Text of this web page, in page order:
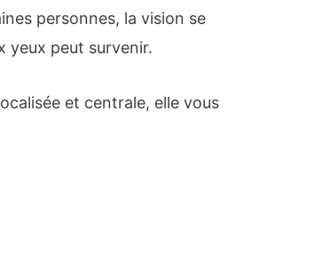
personnes, la vision se
yeux peut survenir.
et centrale, elle vous